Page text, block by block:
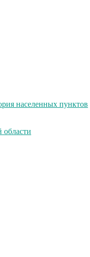
населенных пунктов
области